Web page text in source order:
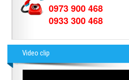
0973 900 468
0933 300 468
Video clip